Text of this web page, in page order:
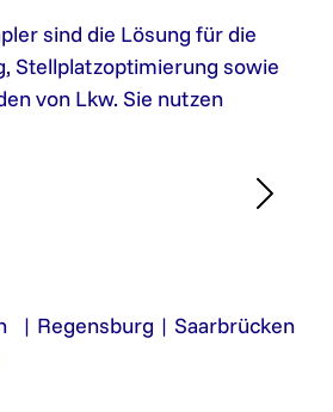
sind die Lösung für die
Stellplatzoptimierung sowie
von Lkw. Sie nutzen
| Regensburg | Saarbrücken